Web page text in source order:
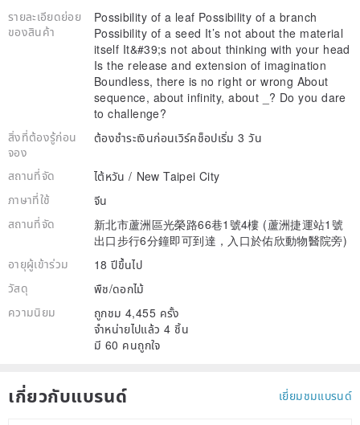
รายละเอียดย่อย
ของสินค้า
Possibility of a leaf Possibility of a branch
Possibility of a seed It’s not about the material
itself It&#39;s not about thinking with your head
Is the release and extension of imagination
Boundless, there is no right or wrong About
sequence, about infinity, about _? Do you dare
to challenge?
สิ่งที่ต้องรู้ก่อน
จอง
ต้องชำระเงินก่อนเวิร์คช็อปเริ่ม 3 วัน
สถานที่จัด
ไต้หวัน / New Taipei City
ภาษาที่ใช้
จีน
สถานที่จัด
新北市蘆洲區光榮路66巷1號4樓 (蘆洲捷運站1號
出口步行6分鐘即可到達，入口於佑欣動物醫院旁)
อายุผู้เข้าร่วม
18 ปีขึ้นไป
วัสดุ
พืช/ดอกไม้
ความนิยม
ถูกชม 4,455 ครั้ง
จำหน่ายไปแล้ว 4 ชิ้น
มี 60 คนถูกใจ
เกี่ยวกับแบรนด์ เยี่ยมชมแบรนด์